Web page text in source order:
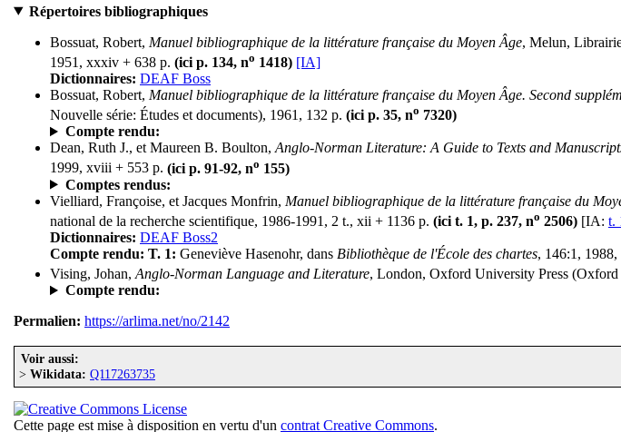
Répertoires bibliographiques
Bossuat, Robert, Manuel bibliographique de la littérature française du Moyen Âge, Melun,
1951, xxxiv + 638 p. (ici p. 134, no 1418) [IA]
Dictionnaires: DEAF Boss
Bossuat, Robert, Manuel bibliographique de la littérature française du Moyen Âge. Second
Nouvelle série: Études et documents), 1961, 132 p. (ici p. 35, no 7320)
Compte rendu:
Dean, Ruth J., et Maureen B. Boulton, Anglo-Norman Literature: A Guide to Texts and
1999, xviii + 553 p. (ici p. 91-92, no 155)
Comptes rendus:
Vielliard, Françoise, et Jacques Monfrin, Manuel bibliographique de la littérature française du
national de la recherche scientifique, 1986-1991, 2 t., xii + 1136 p. (ici t. 1, p. 237, no 2506) [IA: t.
Dictionnaires: DEAF Boss2
Compte rendu: T. 1: Geneviève Hasenohr, dans Bibliothèque de l'École des chartes, 146:1,
Vising, Johan, Anglo-Norman Language and Literature, London, Oxford University Press (Oxford
Compte rendu:
Permalien: https://arlima.net/no/2142
Voir aussi:
> Wikidata: Q117263735
Cette page est mise à disposition en vertu d'un contrat Creative Commons.